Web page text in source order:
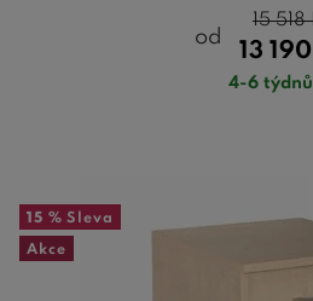
od
13 190
15 518
4-6 týdnů
15 % Sleva
Akce